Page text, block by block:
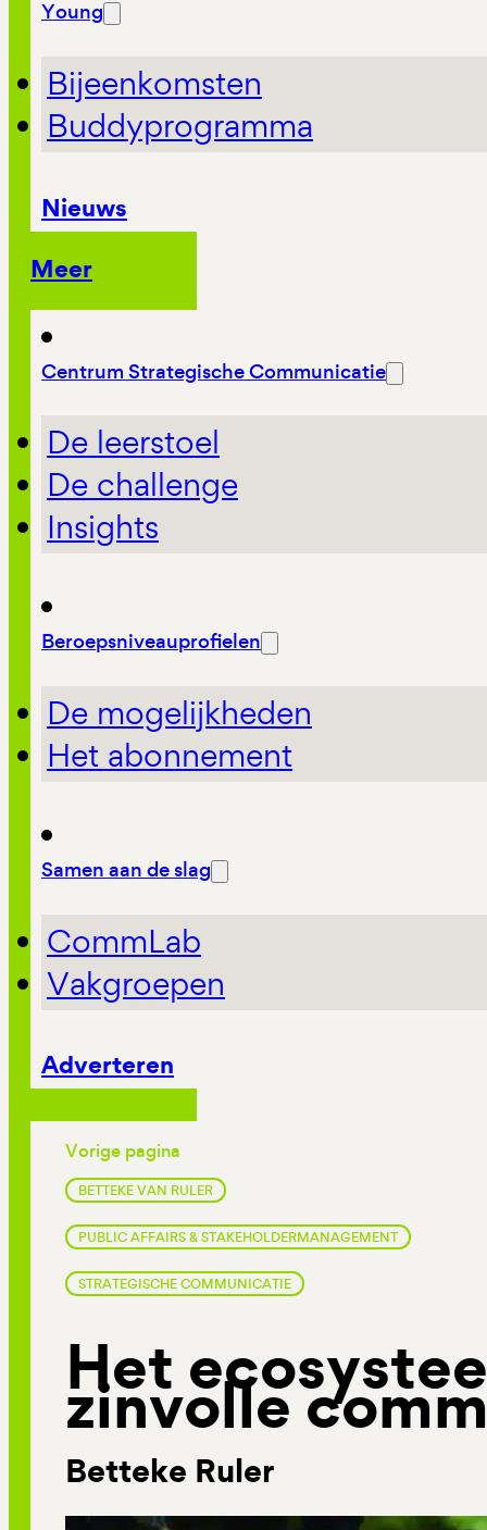
Young
Bijeenkomsten
Buddyprogramma
Nieuws
Meer
Centrum Strategische Communicatie
De leerstoel
De challenge
Insights
Beroepsniveauprofielen
De mogelijkheden
Het abonnement
Samen aan de slag
CommLab
Vakgroepen
Adverteren
Vorige pagina
BETTEKE VAN RULER
PUBLIC AFFAIRS & STAKEHOLDERMANAGEMENT
STRATEGISCHE COMMUNICATIE
Het
zinvolle
Betteke Ruler